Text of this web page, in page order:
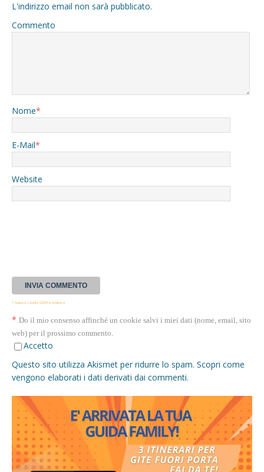
L'indirizzo email non sarà pubblicato.
Commento
Nome*
E-Mail*
Website
* Questa casella GDPR è richiesta
* Do il mio consenso affinché un cookie salvi i miei dati (nome, email, sito
web) per il prossimo commento.
Accetto
Questo sito utilizza Akismet per ridurre lo spam. Scopri come
vengono elaborati i dati derivati dai commenti.